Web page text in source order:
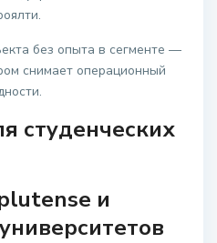
без опыта в сегменте —
снимает операционный
студенческих
и